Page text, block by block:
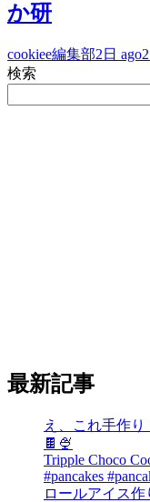
か研
cookiee編集部2日 ago
検索
最新記事
え、これ手作
🍫🍨
Tripple Choco
#pancakes
ロールアイス